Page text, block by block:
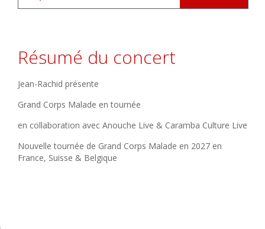
Résumé du concert
Jean-Rachid présente
Grand Corps Malade en tournée
en collaboration avec Anouche Live & Caramba Culture Live
Nouvelle tournée de Grand Corps Malade en 2027 en
France, Suisse & Belgique